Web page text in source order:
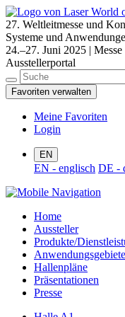
27. Weltleitmesse und
Systeme und
24.–27. Juni 2025 |
Ausstellerportal
Favoriten verwalten
Meine Favoriten
Login
EN
EN - englisch DE -
Home
Aussteller
Produkte/
Anwendungsgebiete
Hallenpläne
Präsentationen
Presse